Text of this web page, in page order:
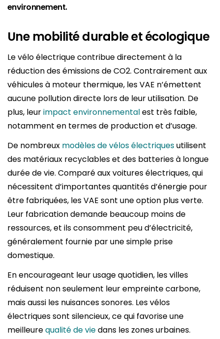
environnement.
Une mobilité durable et écologique
Le vélo électrique contribue directement à la
réduction des émissions de CO2. Contrairement aux
véhicules à moteur thermique, les VAE n’émettent
aucune pollution directe lors de leur utilisation. De
plus, leurimpact environnementalest très faible,
notamment en termes de production et d’usage.
De nombreux modèles de vélos électriquesutilisent
des matériaux recyclables et des batteries à longue
durée de vie. Comparé aux voitures électriques, qui
nécessitent d’importantes quantités d’énergie pour
être fabriquées, les VAE sont une option plus verte.
Leur fabrication demande beaucoup moins de
ressources, et ils consomment peu d’électricité,
généralement fournie par une simple prise
domestique.
En encourageant leur usage quotidien, les villes
réduisent non seulement leur empreinte carbone,
mais aussi les nuisances sonores. Les vélos
électriques sont silencieux, ce qui favorise une
meilleurequalité de viedans les zones urbaines.